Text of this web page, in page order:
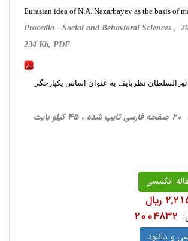
Eurasian idea of N.A. Nazarbayev as the basis of
Procedia - Social and Behavioral Sciences ,
234 Kb, PDF
نورالسلطان نظربایف به عنوان اساس یکپارچگی
، کلیه گرایش ها، 20 صفحه فارسی تایپ شده ، 45 کیلو بایت
انگلیسی
ریال
2004832
و دانلود